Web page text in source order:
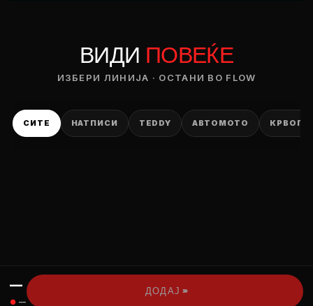
ВИДИ ПОВЕЌЕ
ИЗБЕРИ ЛИНИЈА · ОСТАНИ ВО FLOW
СИТЕ НАТПИСИ TEDDY АВТОМОТО
—
● —
ДОДАЈ ›››